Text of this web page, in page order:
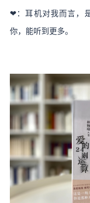
❤：耳机对我而言，
你，能听到更多。